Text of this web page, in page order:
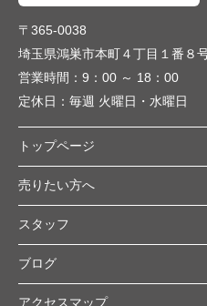
〒365-0038
埼玉県鴻巣市本町４丁目１番８
営業時間： 9：00 ～ 18：00
定休日： 毎週 火曜日・水曜日
トップページ
売りたい方へ
スタッフ
ブログ
アクセスマップ